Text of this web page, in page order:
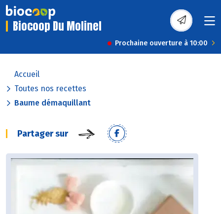
Biocoop Du Molinel
Prochaine ouverture à 10:00
Accueil
Toutes nos recettes
Baume démaquillant
Partager sur